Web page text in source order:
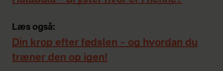
Læs også:
Din krop efter fødslen – og hvordan du
træner den op igen!